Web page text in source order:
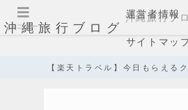
沖縄旅行ブログ
運営者情報
サイトマッ
【楽天トラベル】今日もらえる
メニュー
沖縄旅行ブ